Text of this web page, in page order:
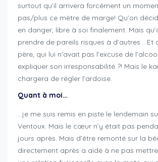
surtout qu’il arrivera forcément un
pas/plus ce mètre de marge! Qu’on
en danger, libre à soi finalement. Mais
prendre de pareils risques à d’autres… Et
père, qui lui n’avait pas l’excuse de
expliquer son irresponsabilité ?! Mais le
chargera de régler l’ardoise.
Quant à moi…
…je me suis remis en piste le lendemain
Ventoux. Mais le cœur n’y était pas
jours après. Mais d’être remonté sur la
directement après a aidé à ne pas